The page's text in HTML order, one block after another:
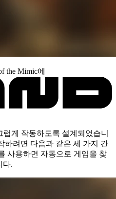
the Mimic에
게 작동하도록 설계되었습니
하려면 다음과 같은 세 가지 간
사용하면 자동으로 게임을 찾
다.